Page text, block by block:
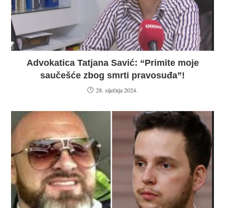
Advokatica Tatjana Savić: “Primite moje
saučešće zbog smrti pravosuđa”!
28. siječnja 2024.